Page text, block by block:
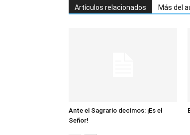
Artículos relacionados Más del
Ante el Sagrario decimos: ¡Es el
Señor!